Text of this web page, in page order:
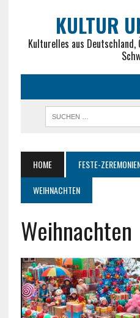
KULTUR
Kulturelles aus
HOME
FESTE-
WEIHNACHTEN
Weihnachten